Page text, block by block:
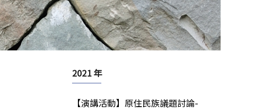
2021 年
【演講活動】原住民族議題討論-